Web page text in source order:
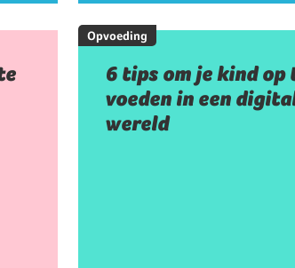
Opvoeding
6 tips om je kind op
voeden in een
wereld